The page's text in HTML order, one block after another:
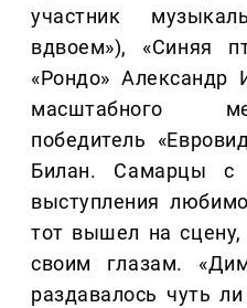
участник
вдвоем»), «Синяя
«Рондо» Александр
масштабного
победитель
Билан. Самарцы с
выступления
тот вышел на сцену,
своим глазам.
раздавалось чуть